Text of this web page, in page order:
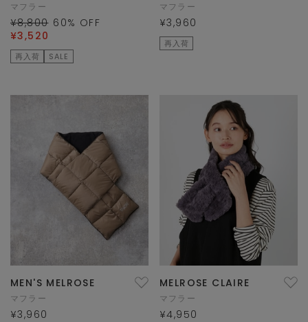
マフラー
¥8,800 60% OFF
¥3,520
再入荷 SALE
マフラー
¥3,960
再入荷
MEN'S MELROSE
マフラー
¥3,960
MELROSE CLAIRE
マフラー
¥4,950